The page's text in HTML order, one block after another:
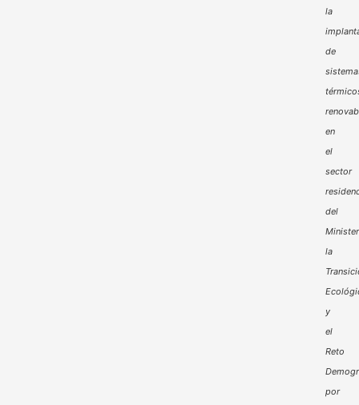
la
de
en
el
sector
del
la
y
el
Reto
por